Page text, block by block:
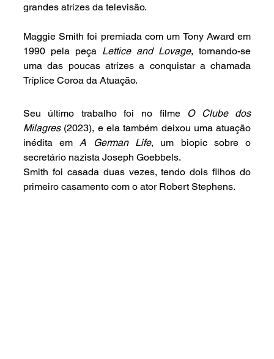
grandes atrizes da televisão.
Maggie Smith foi premiada com um Tony Award em
1990 pela peça Lettice and Lovage, tornando-se
uma das poucas atrizes a conquistar a chamada
Tríplice Coroa da Atuação.
Seu último trabalho foi no filme O Clube dos
Milagres (2023), e ela também deixou uma atuação
inédita em A German Life, um biopic sobre o
secretário nazista Joseph Goebbels.
Smith foi casada duas vezes, tendo dois filhos do
primeiro casamento com o ator Robert Stephens.